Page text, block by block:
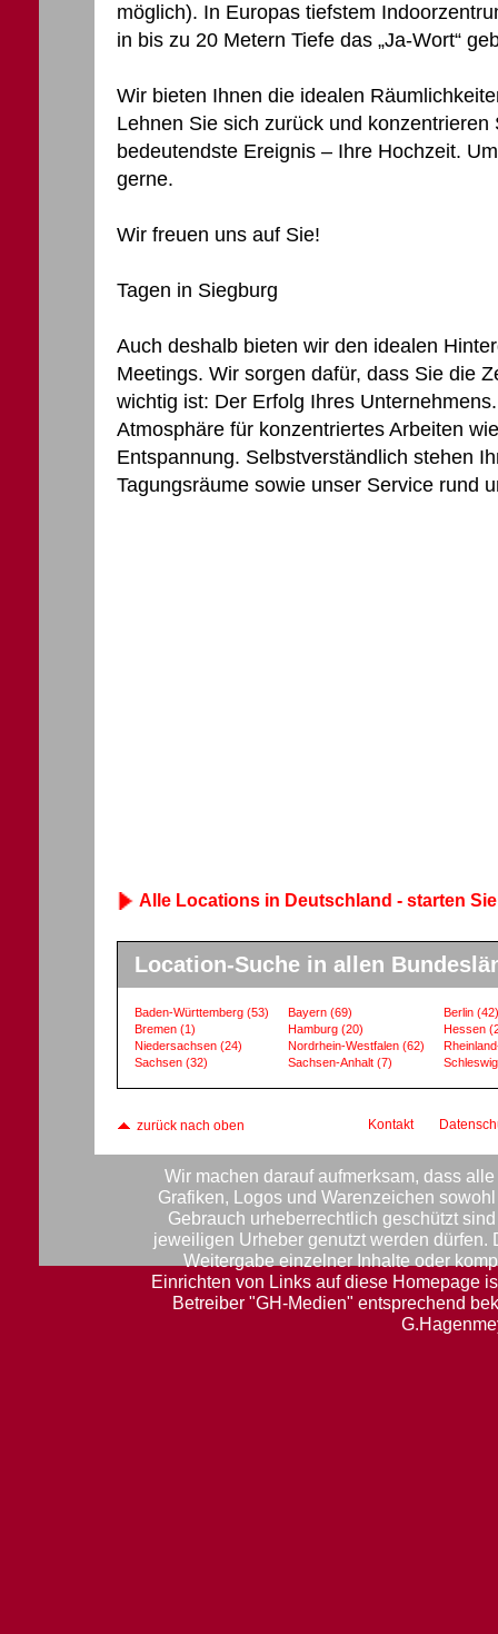
möglich). In Europas tiefstem
in bis zu 20 Metern Tiefe das „Ja-Wort“
Wir bieten Ihnen die idealen
Lehnen Sie sich zurück und
bedeutendste Ereignis – Ihre Hochzeit.
gerne.
Wir freuen uns auf Sie!
Tagen in Siegburg
Auch deshalb bieten wir den idealen
Meetings. Wir sorgen dafür, dass Sie die
wichtig ist: Der Erfolg Ihres
Atmosphäre für konzentriertes Arbeiten
Entspannung. Selbstverständlich stehen
Tagungsräume sowie unser Service rund
Alle Locations in Deutschland - starten
Location-Suche in allen
Baden-Württemberg (53) Bayern (69) Berlin (42)
Bremen (1) Hamburg (20) Hessen
Niedersachsen (24) Nordrhein-Westfalen (62)
Sachsen (32) Sachsen-Anhalt (7)
zurück nach oben Kontakt
Wir machen darauf aufmerksam, dass
Grafiken, Logos und Warenzeichen
Gebrauch urheberrechtlich geschützt
jeweiligen Urheber genutzt werden
Weitergabe einzelner Inhalte oder
Einrichten von Links auf diese Homepage
Betreiber "GH-Medien" entsprechend